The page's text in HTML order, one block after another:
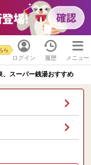
ログイン
ら
履歴 メニュー
、スーパー銭湯おすすめ